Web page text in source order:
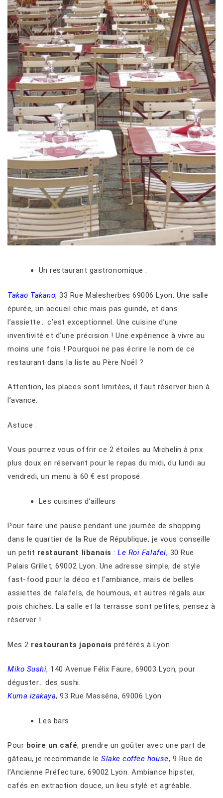
Un restaurant gastronomique :
Takao Takano, 33 Rue Malesherbes 69006 Lyon. Une salle
épurée, un accueil chic mais pas guindé, et dans
l’assiette… c’est exceptionnel. Une cuisine d’une
inventivité et d’une précision ! Une expérience à vivre au
moins une fois ! Pourquoi ne pas écrire le nom de ce
restaurant dans la liste au Père Noël ?
Attention, les places sont limitées, il faut réserver bien à
l’avance.
Astuce :
Vous pourrez vous offrir ce 2 étoiles au Michelin à prix
plus doux en réservant pour le repas du midi, du lundi au
vendredi, un menu à 60 € est proposé.
Les cuisines d’ailleurs
Pour faire une pause pendant une journée de shopping
dans le quartier de la Rue de République, je vous conseille
un petit restaurant libanais:Le Roi Falafel, 30 Rue
Palais Grillet, 69002 Lyon. Une adresse simple, de style
fast-food pour la déco et l’ambiance, mais de belles
assiettes de falafels, de houmous, et autres régals aux
pois chiches. La salle et la terrasse sont petites, pensez à
réserver !
Mes 2 restaurants japonais préférés à Lyon :
Miko Sushi, 140 Avenue Félix Faure, 69003 Lyon, pour
déguster… des sushi.
Kuma izakaya, 93 Rue Masséna, 69006 Lyon
Les bars
Pour boire un café, prendre un goûter avec une part de
gâteau, je recommande leSlake coffee house, 9 Rue de
l’Ancienne Préfecture, 69002 Lyon. Ambiance hipster,
cafés en extraction douce, un lieu stylé et agréable.